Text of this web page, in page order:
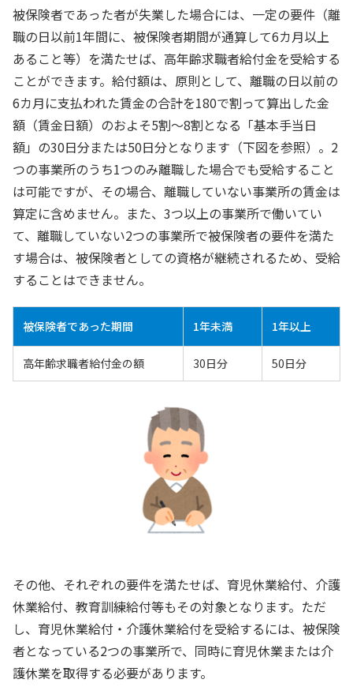
被保険者であった者が失業した場合には、一定の要件（離
職の日以前1年間に、被保険者期間が通算して6カ月以上
あること等）を満たせば、高年齢求職者給付金を受給する
ことができます。給付額は、原則として、離職の日以前の
6カ月に支払われた賃金の合計を180で割って算出した金
額（賃金日額）のおよそ5割～8割となる「基本手当日
額」の30日分または50日分となります（下図を参照）。2
つの事業所のうち1つのみ離職した場合でも受給すること
は可能ですが、その場合、離職していない事業所の賃金は
算定に含めません。また、3つ以上の事業所で働いてい
て、離職していない2つの事業所で被保険者の要件を満た
す場合は、被保険者としての資格が継続されるため、受給
することはできません。
被保険者であった期間 1年未満 1年以上
高年齢求職者給付金の額 30日分 50日分
その他、それぞれの要件を満たせば、育児休業給付、介護
休業給付、教育訓練給付等もその対象となります。ただ
し、育児休業給付・介護休業給付を受給するには、被保険
者となっている2つの事業所で、同時に育児休業または介
護休業を取得する必要があります。